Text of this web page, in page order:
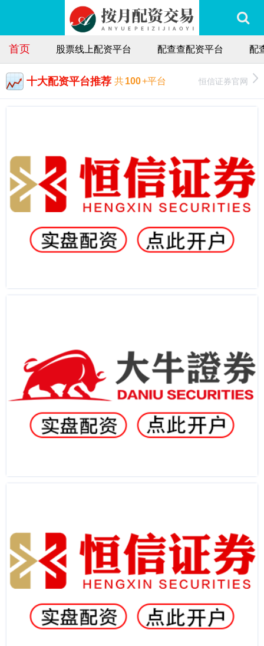
首页 股票线上配资平台 配查查配资平台 配
十大配资平台推荐 共100+平台 恒信证券官网